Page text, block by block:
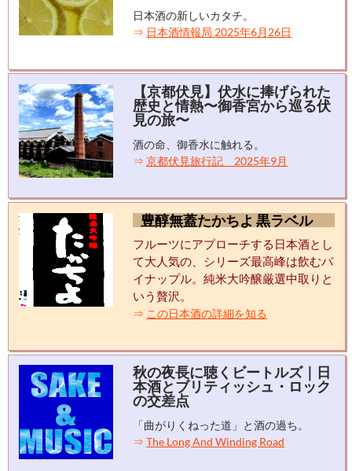
日本酒の新しいカタチ。
⇒ 日本酒情報局 2025年6月26日
【京都伏見】伏水に捧げられた
歴史と情熱〜御香宮から巡る伏
見の旅〜
酒の命、御香水に触れる。
⇒京都伏見旅行記 2025年9月
豊醇無蓋たかちよ 黒ラベル
フルーツにアプローチする日本酒とし
て大人気の、シリーズ最高峰は飲むパ
イナップル。純米大吟醸厳選中取りと
いう贅沢。
⇒ この日本酒の詳細を知る
秋の夜長に聴くビートルズ｜日
本酒とブリティッシュ・ロック
の交差点
「曲がりくねった道」と酒の過ち。
⇒The Long And Winding Road